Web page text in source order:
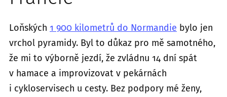
Loňských 1 900 kilometrů do Normandie bylo jen
vrchol pyramidy. Byl to důkaz pro mě samotného,
že mi to výborně jezdí, že zvládnu 14 dní spát
v hamace a improvizovat v pekárnách
i cykloservisech u cesty. Bez podpory mé ženy,